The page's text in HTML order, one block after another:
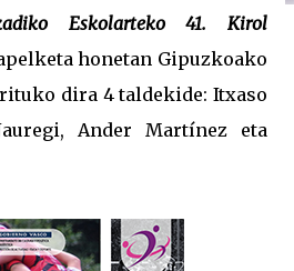
Eskolarteko 41. Kirol
honetan Gipuzkoako
dira 4 taldekide: Itxaso
Ander Martínez eta